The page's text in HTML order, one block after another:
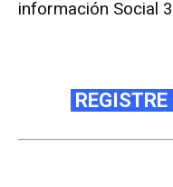
información Social 3